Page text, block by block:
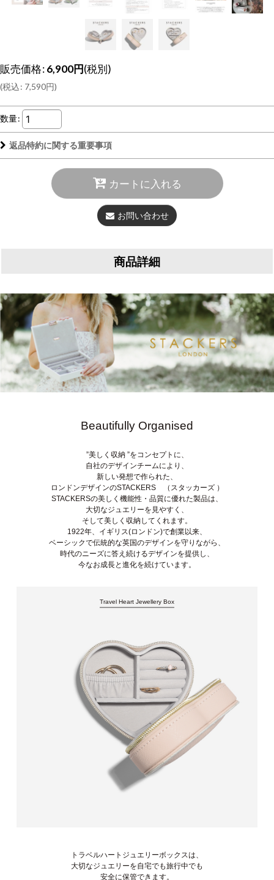
販売価格:6,900円(税別)
(税込: 7,590円)
数量:
返品特約に関する重要事項
カートに入れる
お問い合わせ
商品詳細
Beautifully Organised
”美しく収納 ”をコンセプトに、
自社のデザインチームにより、
新しい発想で作られた、
ロンドンデザインのSTACKERS （スタッカーズ ）
STACKERSの美しく機能性・品質に優れた製品は、
大切なジュエリーを見やすく、
そして美しく収納してくれます。
1922年、イギリス(ロンドン)で創業以来、
ベーシックで伝統的な英国のデザインを守りながら、
時代のニーズに答え続けるデザインを提供し、
今なお成長と進化を続けています。
Travel Heart Jewellery Box
トラベルハートジュエリーボックスは、
大切なジュエリーを自宅でも旅行中でも
安全に保管できます。